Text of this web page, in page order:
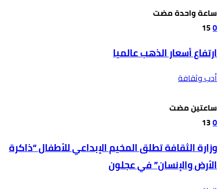
‫‫‫‏‫ساعة واحدة مضت‬
0
15
ارتفاع أسعار الذهب عالميا
أدب وثقافة
‫‫‫‏‫ساعتين مضت‬
0
13
وزارة الثقافة تطلق المخيم الإبداعي للأطفال “ذاكرة
الأرض والإنسان” في عجلون